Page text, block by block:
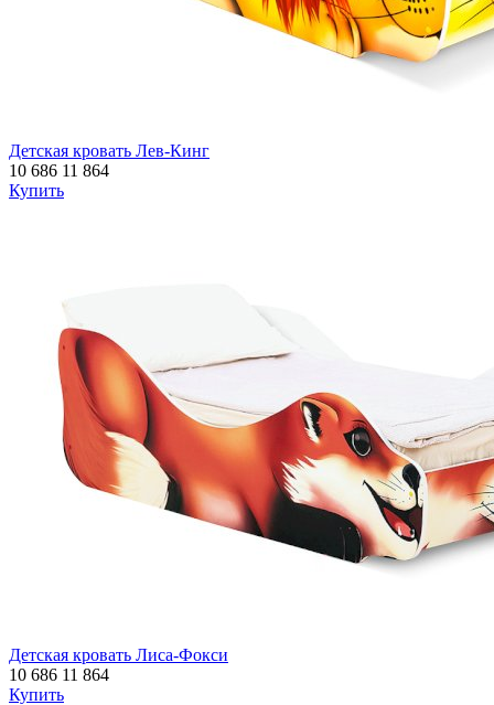
Детская кровать Лев-Кинг
10 686 11 864
Купить
Детская кровать Лиса-Фокси
10 686 11 864
Купить